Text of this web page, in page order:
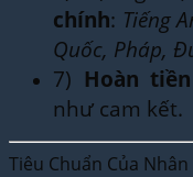
chính: Tiếng
Quốc, Pháp,
7) Hoàn
như cam kết.
Tiêu Chuẩn Của